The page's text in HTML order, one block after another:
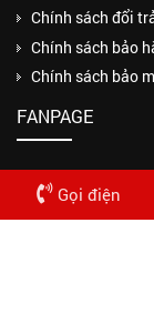
Chính sách đổi
Chính sách bảo
Chính sách bảo
FANPAGE
Gọi điện